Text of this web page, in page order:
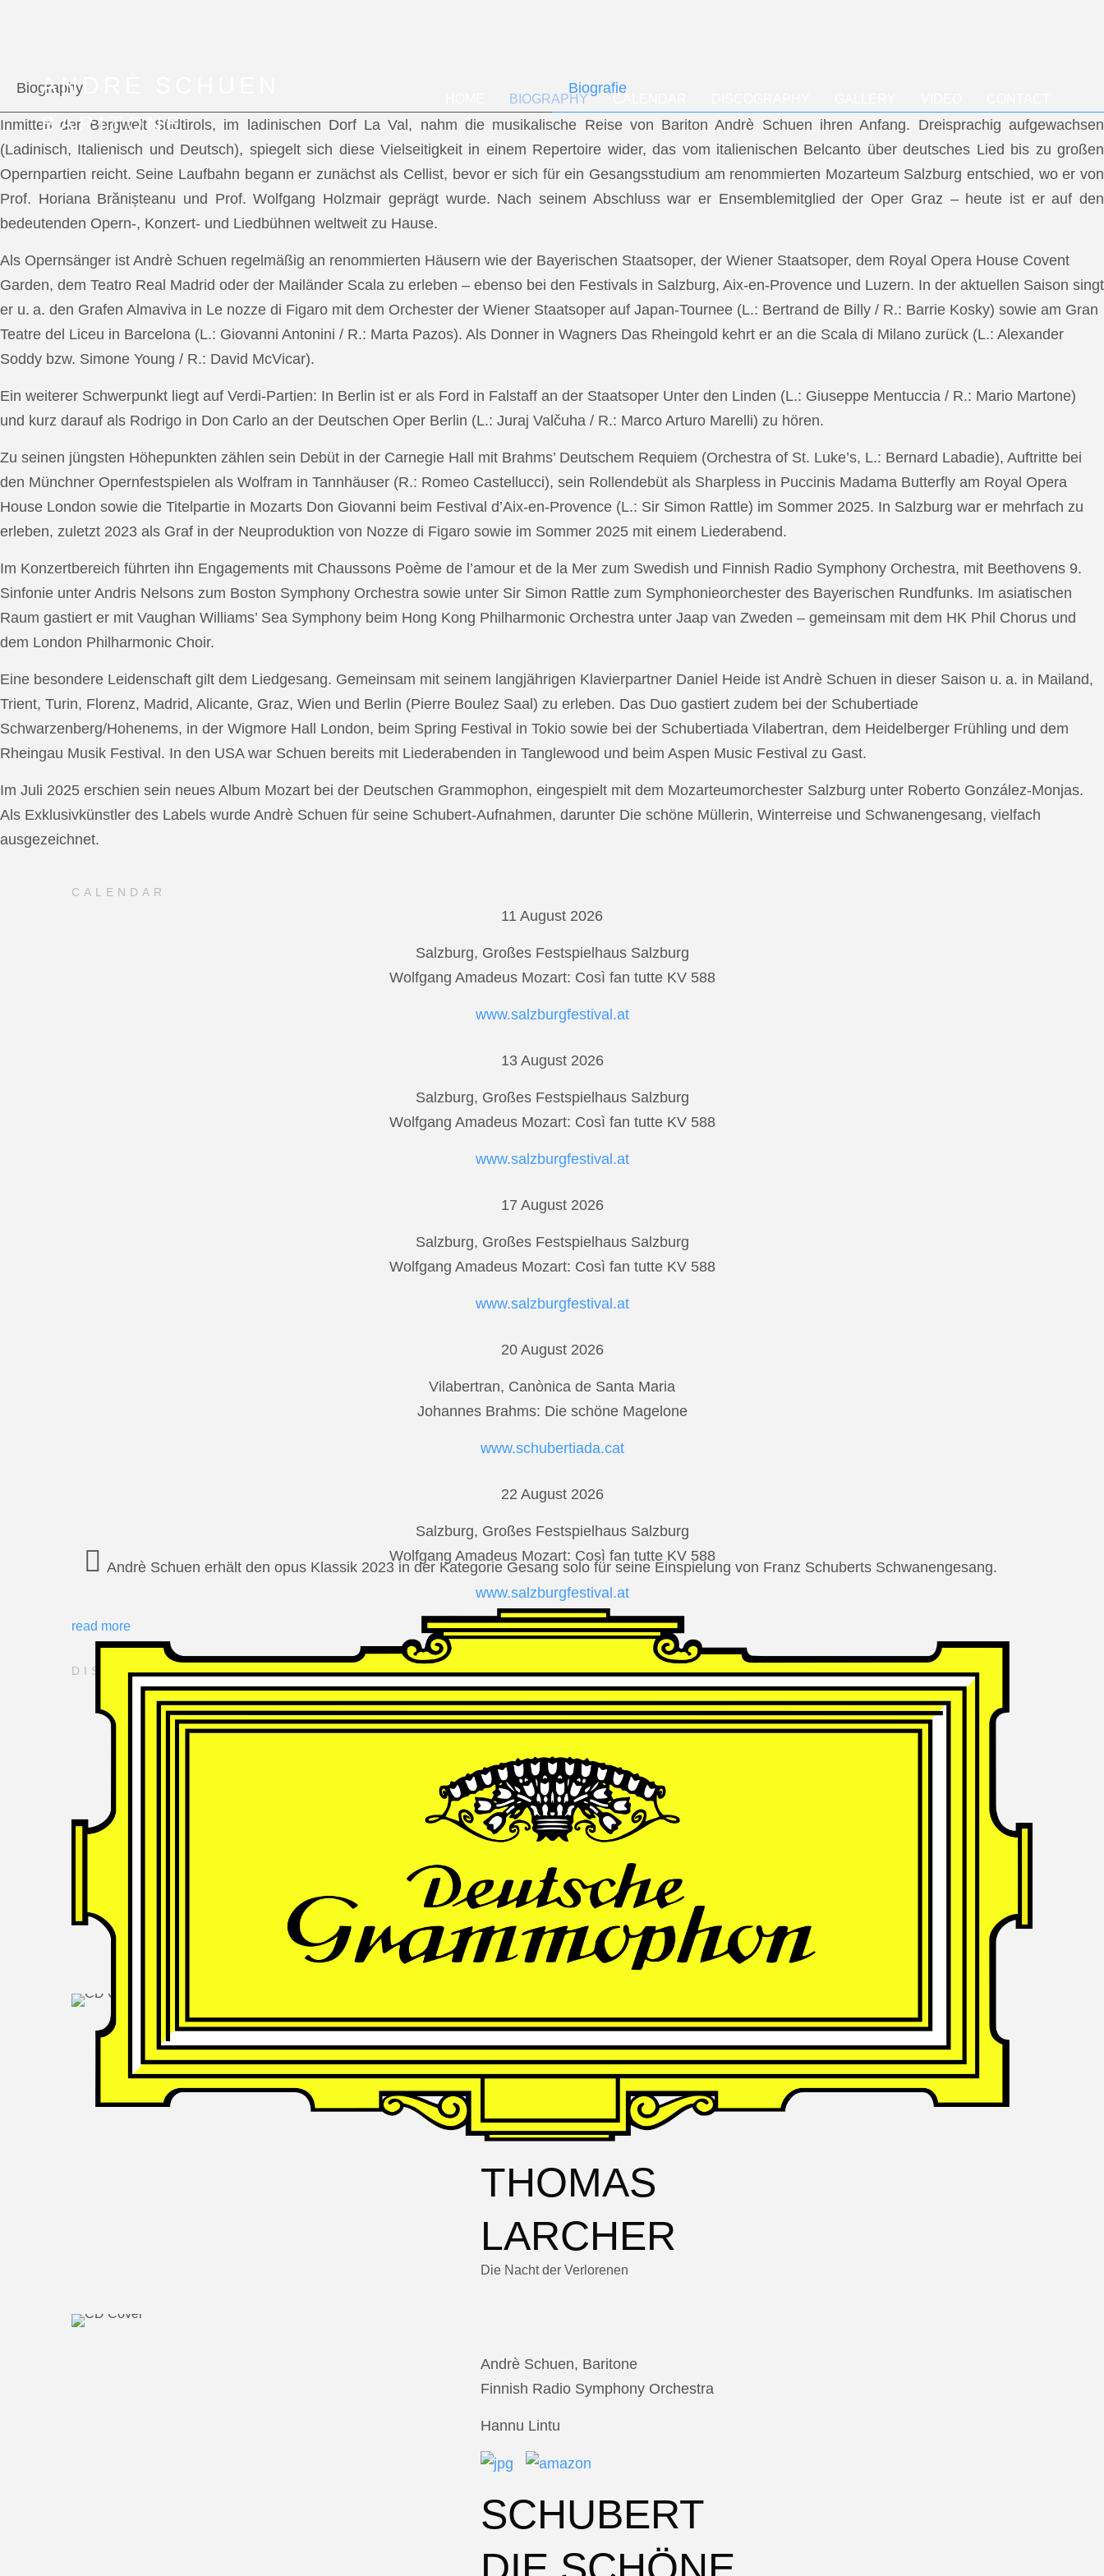
ANDRÈ SCHUEN
BARITONE
BIOGRAPHY
Biography Biografie
Inmitten der Bergwelt Südtirols, im ladinischen Dorf La Val, nahm die musikalische Reise von Bariton Andrè Schuen ihren Anfang. Dreisprachig aufgewachsen
(Ladinisch, Italienisch und Deutsch), spiegelt sich diese Vielseitigkeit in einem Repertoire wider, das vom italienischen Belcanto über deutsches Lied bis zu großen
Opernpartien reicht. Seine Laufbahn begann er zunächst als Cellist, bevor er sich für ein Gesangsstudium am renommierten Mozarteum Salzburg entschied, wo er von
Prof. Horiana Brănișteanu und Prof. Wolfgang Holzmair geprägt wurde. Nach seinem Abschluss war er Ensemblemitglied der Oper Graz – heute ist er auf den
bedeutenden Opern-, Konzert- und Liedbühnen weltweit zu Hause.
Als Opernsänger ist Andrè Schuen regelmäßig an renommierten Häusern wie der Bayerischen Staatsoper, der Wiener Staatsoper, dem Royal Opera House Covent
Garden, dem Teatro Real Madrid oder der Mailänder Scala zu erleben – ebenso bei den Festivals in Salzburg, Aix-en-Provence und Luzern. In der aktuellen Saison singt
er u. a. den Grafen Almaviva in Le nozze di Figaro mit dem Orchester der Wiener Staatsoper auf Japan-Tournee (L.: Bertrand de Billy / R.: Barrie Kosky) sowie am Gran
Teatre del Liceu in Barcelona (L.: Giovanni Antonini / R.: Marta Pazos). Als Donner in Wagners Das Rheingold kehrt er an die Scala di Milano zurück (L.: Alexander
Soddy bzw. Simone Young / R.: David McVicar).
Ein weiterer Schwerpunkt liegt auf Verdi-Partien: In Berlin ist er als Ford in Falstaff an der Staatsoper Unter den Linden (L.: Giuseppe Mentuccia / R.: Mario Martone)
und kurz darauf als Rodrigo in Don Carlo an der Deutschen Oper Berlin (L.: Juraj Valčuha / R.: Marco Arturo Marelli) zu hören.
Zu seinen jüngsten Höhepunkten zählen sein Debüt in der Carnegie Hall mit Brahms’ Deutschem Requiem (Orchestra of St. Luke’s, L.: Bernard Labadie), Auftritte bei
den Münchner Opernfestspielen als Wolfram in Tannhäuser (R.: Romeo Castellucci), sein Rollendebüt als Sharpless in Puccinis Madama Butterfly am Royal Opera
House London sowie die Titelpartie in Mozarts Don Giovanni beim Festival d’Aix-en-Provence (L.: Sir Simon Rattle) im Sommer 2025. In Salzburg war er mehrfach zu
erleben, zuletzt 2023 als Graf in der Neuproduktion von Nozze di Figaro sowie im Sommer 2025 mit einem Liederabend.
Im Konzertbereich führten ihn Engagements mit Chaussons Poème de l’amour et de la Mer zum Swedish und Finnish Radio Symphony Orchestra, mit Beethovens 9.
Sinfonie unter Andris Nelsons zum Boston Symphony Orchestra sowie unter Sir Simon Rattle zum Symphonieorchester des Bayerischen Rundfunks. Im asiatischen
Raum gastiert er mit Vaughan Williams’ Sea Symphony beim Hong Kong Philharmonic Orchestra unter Jaap van Zweden – gemeinsam mit dem HK Phil Chorus und
dem London Philharmonic Choir.
Eine besondere Leidenschaft gilt dem Liedgesang. Gemeinsam mit seinem langjährigen Klavierpartner Daniel Heide ist Andrè Schuen in dieser Saison u. a. in Mailand,
Trient, Turin, Florenz, Madrid, Alicante, Graz, Wien und Berlin (Pierre Boulez Saal) zu erleben. Das Duo gastiert zudem bei der Schubertiade
Schwarzenberg/Hohenems, in der Wigmore Hall London, beim Spring Festival in Tokio sowie bei der Schubertiada Vilabertran, dem Heidelberger Frühling und dem
Rheingau Musik Festival. In den USA war Schuen bereits mit Liederabenden in Tanglewood und beim Aspen Music Festival zu Gast.
Im Juli 2025 erschien sein neues Album Mozart bei der Deutschen Grammophon, eingespielt mit dem Mozarteumorchester Salzburg unter Roberto González-Monjas.
Als Exklusivkünstler des Labels wurde Andrè Schuen für seine Schubert-Aufnahmen, darunter Die schöne Müllerin, Winterreise und Schwanengesang, vielfach
ausgezeichnet.
CALENDAR
11 August 2026
Salzburg, Großes Festspielhaus Salzburg
Wolfgang Amadeus Mozart: Così fan tutte KV 588
www.salzburgfestival.at
13 August 2026
Salzburg, Großes Festspielhaus Salzburg
Wolfgang Amadeus Mozart: Così fan tutte KV 588
www.salzburgfestival.at
17 August 2026
Salzburg, Großes Festspielhaus Salzburg
Wolfgang Amadeus Mozart: Così fan tutte KV 588
www.salzburgfestival.at
20 August 2026
Vilabertran, Canònica de Santa Maria
Johannes Brahms: Die schöne Magelone
www.schubertiada.cat
22 August 2026
Salzburg, Großes Festspielhaus Salzburg
Wolfgang Amadeus Mozart: Così fan tutte KV 588
www.salzburgfestival.at
read more
DISCOGRAPHY
Andrè Schuen at Deutsche Grammophon
FRANZ
SCHUBERT
Schwanengesang
Andrè Schuen, Baritone
Daniel Heide, Piano
THOMAS
LARCHER
Die Nacht der Verlorenen
Andrè Schuen, Baritone
Finnish Radio Symphony Orchestra
Hannu Lintu
SCHUBERT
Andrè Schuen erhält den opus Klassik 2023 in der Kategorie Gesang solo für seine Einspielung von Franz Schuberts Schwanengesang.